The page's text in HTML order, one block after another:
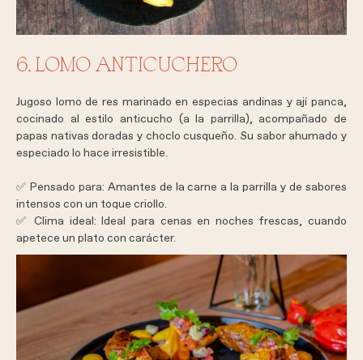
6. LOMO ANTICUCHERO
Jugoso lomo de res marinado en especias andinas y ají panca,
cocinado al estilo anticucho (a la parrilla), acompañado de
papas nativas doradas y choclo cusqueño. Su sabor ahumado y
especiado lo hace irresistible.
✅ Pensado para: Amantes de la carne a la parrilla y de sabores
intensos con un toque criollo.
✅Clima ideal:Ideal para cenas en noches frescas, cuando
apetece un plato con carácter.